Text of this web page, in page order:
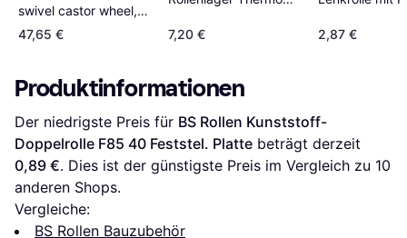
swivel castor wheel,
200mm diameter, load
capacity 600 kg, with
138x110mm
47,65 €
7,20 €
kg
2,87 €
Produktinformationen
Der niedrigste Preis für BS Rollen Kunststoff-
Doppelrolle F85 40 Feststel. Platte
0,89 €. Dies ist der günstigste Preis im Vergleich zu 10
anderen Shops.
Vergleiche:
BS Rollen Bauzubehör